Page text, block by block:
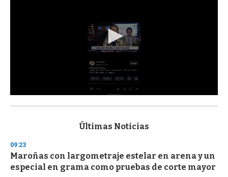
s
d
s
o
f
Últimas Noticias
09:23
Maroñas con largometraje estelar en arena y un
especial en grama como pruebas de corte mayor